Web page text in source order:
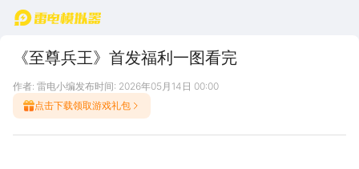
首页
《至尊兵王》首发福利一图看完
作者: 雷电小编发布时间: 2026年05月14日 00:00
点击下载领取游戏礼包